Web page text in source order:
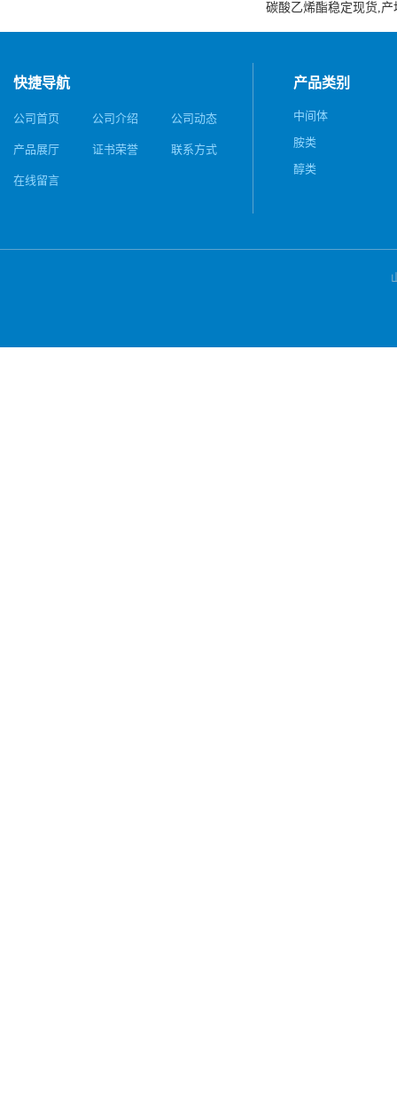
碳酸乙烯酯稳定现货,产
快捷导航
公司首页 公司介绍 公司动态
产品展厅 证书荣誉 联系方式
在线留言
产品类别
中间体
胺类
醇类